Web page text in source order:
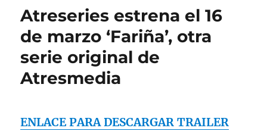
Atreseries estrena el 16
de marzo ‘Fariña’, otra
serie original de
Atresmedia
ENLACE PARA DESCARGAR TRAILER